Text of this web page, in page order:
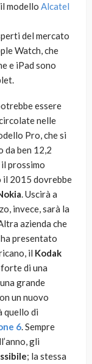
modello Alcatel
del mercato
Watch, che
e iPad sono
essere
nelle
Pro, che si
da ben 12,2
prossimo
il 2015 dovrebbe
. Uscirà a
invece, sarà la
azienda che
ha presentato
il Kodak
di una
grande
un nuovo
quello di
6. Sempre
gli
; la stessa